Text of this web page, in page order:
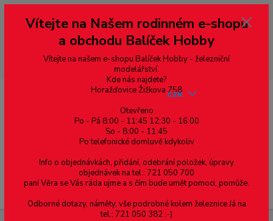
--- pro zákazníky ze Slovenska a jiných zemí, pokud chcete platit v eurech
přepněte si e-shop na euro 💶 pro přepočet měny - pravý horní roh ---
dobírky – pokud si z nějakého důvodu zásilku nevyzvednete, bude po
domluvě zaslána znovu s opětovnou platbou za poštovné, v opačném
případě bude zrušena a účet přidán na blacklist a rušeny následující
objednávky.
Menu
CZK
Vítejte na Našem rodinném e-shopu
a obchodu Balíček Hobby
Vítejte na našem e-shopu Balíček Hobby - železniční
modelářství.
Kde nás najdete?
Horažďovice Žižkova 758
Otevřeno
Po - Pá 8:00 - 11:45 12:30 - 16:00
So - 8:00 - 11:45
Po telefonické domluvě kdykoliv
Info o objednávkách, přidání, odebrání položek, úpravy
objednávek na tel.: 721 050 700
paní Věra se Vás ráda ujme a s čím bude umět pomoci, pomůže.
Odborné dotazy, náměty, vše podrobné kolem železnice Já na
tel.: 721 050 382 :-)